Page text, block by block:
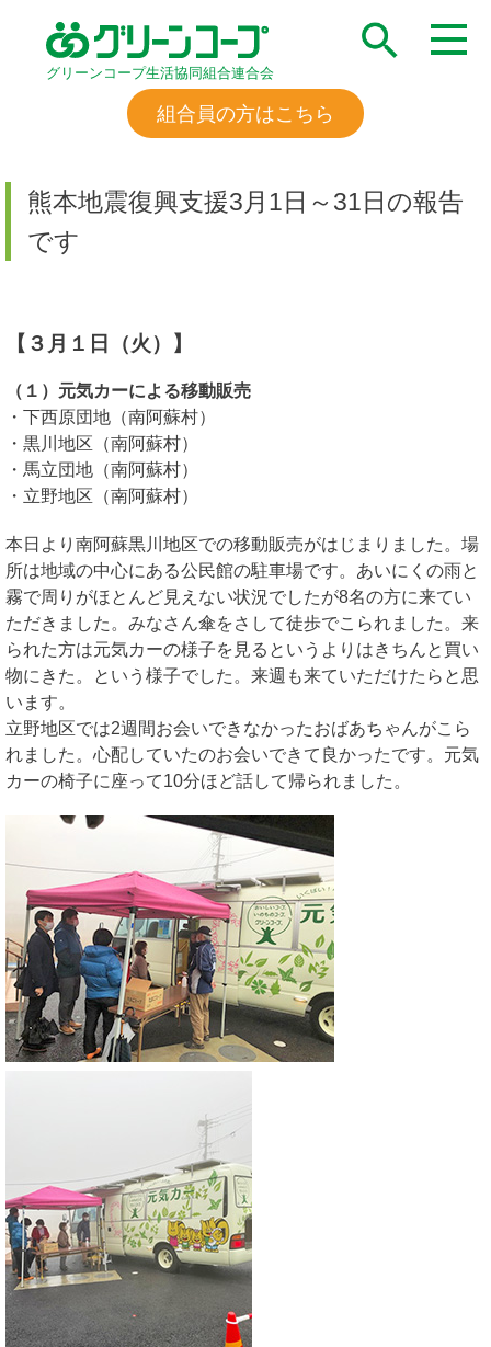
グリーンコープ生活協同組合連合会
組合員の方はこちら
熊本地震復興支援3月1日～31日の報告
です
【３月１日（火）】
（１）元気カーによる移動販売
・下西原団地（南阿蘇村）
・黒川地区（南阿蘇村）
・馬立団地（南阿蘇村）
・立野地区（南阿蘇村）
本日より南阿蘇黒川地区での移動販売がはじまりました。場
所は地域の中心にある公民館の駐車場です。あいにくの雨と
霧で周りがほとんど見えない状況でしたが8名の方に来てい
ただきました。みなさん傘をさして徒歩でこられました。来
られた方は元気カーの様子を見るというよりはきちんと買い
物にきた。という様子でした。来週も来ていただけたらと思
います。
立野地区では2週間お会いできなかったおばあちゃんがこら
れました。心配していたのお会いできて良かったです。元気
カーの椅子に座って10分ほど話して帰られました。